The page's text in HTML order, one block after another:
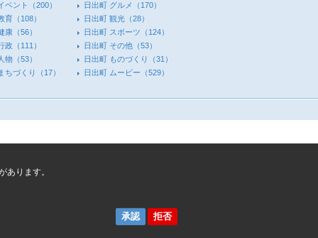
ベント （200） 日出町 グルメ
（170）
育 （108） 日出町 観光 （28）
康 （56） 日出町 スポーツ （124）
政 （111） 日出町 その他 （53）
物 （53） 日出町 ものづくり
（31）
ちづくり
（17） 日出町 ムービー （529）
あります。